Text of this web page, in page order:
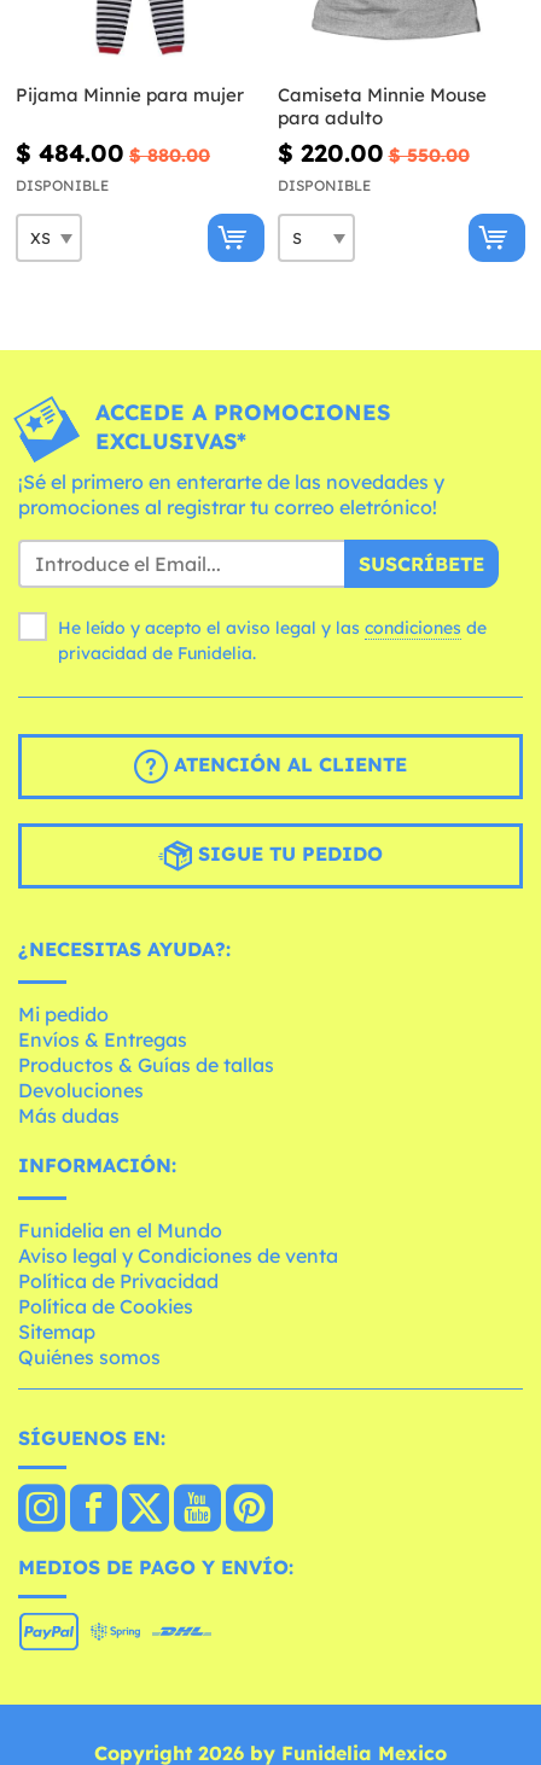
Pijama Minnie para mujer
$ 484.00 $ 880.00
DISPONIBLE
Camiseta Minnie Mouse
para adulto
$ 220.00 $ 550.00
DISPONIBLE
ACCEDE A PROMOCIONES
EXCLUSIVAS*
¡Sé el primero en enterarte de las novedades y
promociones al registrar tu correo eletrónico!
SUSCRÍBETE
He leído y acepto el aviso legal y las condiciones
privacidad de Funidelia.
ATENCIÓN AL CLIENTE
SIGUE TU PEDIDO
¿NECESITAS AYUDA?:
Mi pedido
Envíos & Entregas
Productos & Guías de tallas
Devoluciones
Más dudas
INFORMACIÓN:
Funidelia en el Mundo
Aviso legal y Condiciones de venta
Política de Privacidad
Política de Cookies
Sitemap
Quiénes somos
SÍGUENOS EN:
MEDIOS DE PAGO Y ENVÍO:
Copyright 2026 by Funidelia Mexico